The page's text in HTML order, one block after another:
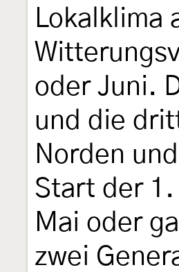
Lokalklima
oder Juni.
und die
Norden
Start der
Mai oder
zwei